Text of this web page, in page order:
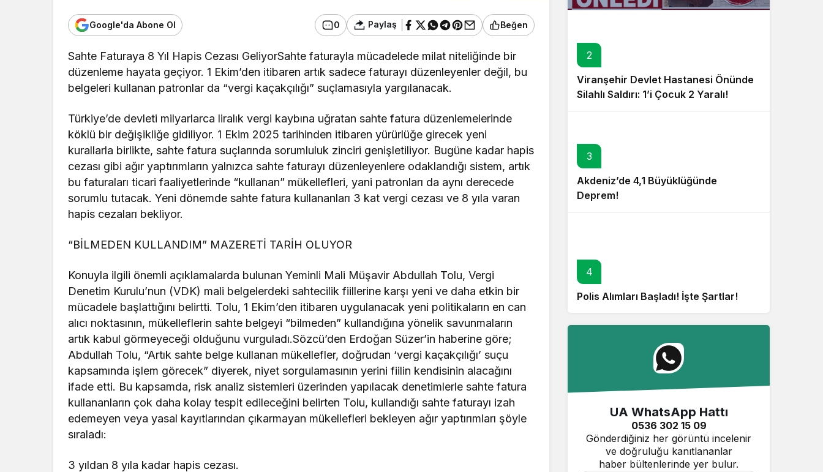
Google'da Abone Ol 0 Paylaş Beğen
Sahte Faturaya 8 Yıl Hapis Cezası GeliyorSahte faturayla mücadelede milat niteliğinde bir
düzenleme hayata geçiyor. 1 Ekim’den itibaren artık sadece faturayı düzenleyenler değil, bu
belgeleri kullanan patronlar da “vergi kaçakçılığı” suçlamasıyla yargılanacak.
Türkiye’de devleti milyarlarca liralık vergi kaybına uğratan sahte fatura düzenlemelerinde
köklü bir değişikliğe gidiliyor. 1 Ekim 2025 tarihinden itibaren yürürlüğe girecek yeni
kurallarla birlikte, sahte fatura suçlarında sorumluluk zinciri genişletiliyor. Bugüne kadar hapis
cezası gibi ağır yaptırımların yalnızca sahte faturayı düzenleyenlere odaklandığı sistem, artık
bu faturaları ticari faaliyetlerinde “kullanan” mükellefleri, yani patronları da aynı derecede
sorumlu tutacak. Yeni dönemde sahte fatura kullananları 3 kat vergi cezası ve 8 yıla varan
hapis cezaları bekliyor.
“BİLMEDEN KULLANDIM” MAZERETİ TARİH OLUYOR
Konuyla ilgili önemli açıklamalarda bulunan Yeminli Mali Müşavir Abdullah Tolu, Vergi
Denetim Kurulu’nun (VDK) mali belgelerdeki sahtecilik fiillerine karşı yeni ve daha etkin bir
mücadele başlattığını belirtti. Tolu, 1 Ekim’den itibaren uygulanacak yeni politikaların en can
alıcı noktasının, mükelleflerin sahte belgeyi “bilmeden” kullandığına yönelik savunmaların
artık kabul görmeyeceği olduğunu vurguladı.Sözcü’den Erdoğan Süzer’in haberine göre;
Abdullah Tolu, “Artık sahte belge kullanan mükellefler, doğrudan ‘vergi kaçakçılığı’ suçu
kapsamında işlem görecek” diyerek, niyet sorgulamasının yerini fiilin kendisinin alacağını
ifade etti. Bu kapsamda, risk analiz sistemleri üzerinden yapılacak denetimlerle sahte fatura
kullananların çok daha kolay tespit edileceğini belirten Tolu, kullandığı sahte faturayı izah
edemeyen veya yasal kayıtlarından çıkarmayan mükellefleri bekleyen ağır yaptırımları şöyle
sıraladı:
3 yıldan 8 yıla kadar hapis cezası.
2
Viranşehir Devlet Hastanesi Önünde
Silahlı Saldırı: 1’i Çocuk 2 Yaralı!
3
Akdeniz’de 4,1 Büyüklüğünde
Deprem!
4
Polis Alımları Başladı! İşte Şartlar!
UA WhatsApp Hattı
0536 302 15 09
Gönderdiğiniz her görüntü incelenir
ve doğruluğu kanıtlananlar
haber bültenlerinde yer bulur.